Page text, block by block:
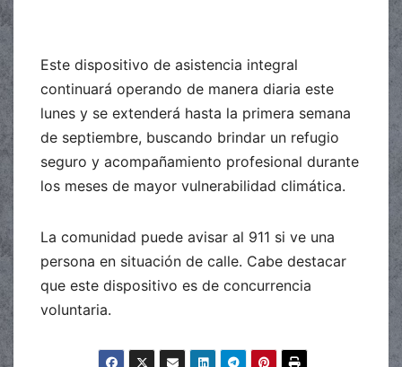
Este dispositivo de asistencia integral
continuará operando de manera diaria este
lunes y se extenderá hasta la primera semana
de septiembre, buscando brindar un refugio
seguro y acompañamiento profesional durante
los meses de mayor vulnerabilidad climática.
La comunidad puede avisar al 911 si ve una
persona en situación de calle. Cabe destacar
que este dispositivo es de concurrencia
voluntaria.